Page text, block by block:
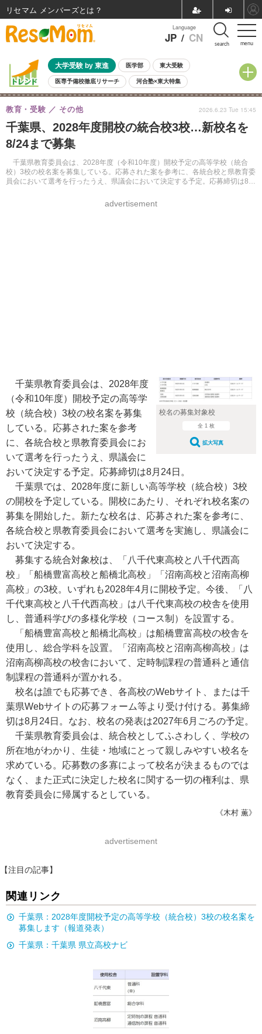
menu
Language
JP / CN search
大学受験 by 東進 医学部 東大受験
医専予備校徹底リサーチ 河合塾×東大特集
親子で考える大学選び 高校受験 中学受験 小学校受験
共通テスト 夏休み
8月開催イベント・WS 全国公立高校 過去問 人気記事
自由研究教材（小学生向け）
千葉県、2028年度開校の統合校3校…新校名を
8/24まで募集
千葉県教育委員会は、2028年度（令和10年度）開校予定の高等学校（統合
校）3校の校名案を募集している。応募された案を参考に、各統合校と県教育委
員会において選考を行ったうえ、県議会において決定する予定。応募締切は8月
教育・受験 その他
advertisement
2026.6.23 Tue 15:45
校名の募集対象校
全 1 枚
拡大写真
千葉県教育委員会は、2028年度
（令和10年度）開校予定の高等学
校（統合校）3校の校名案を募集
している。応募された案を参考
に、各統合校と県教育委員会にお
いて選考を行ったうえ、県議会に
おいて決定する予定。応募締切は8月24日。
千葉県では、2028年度に新しい高等学校（統合校）3校
の開校を予定している。開校にあたり、それぞれ校名案の
募集を開始した。新たな校名は、応募された案を参考に、
各統合校と県教育委員会において選考を実施し、県議会に
おいて決定する。
募集する統合対象校は、「八千代東高校と八千代西高
校」「船橋豊富高校と船橋北高校」「沼南高校と沼南高柳
高校」の3校。いずれも2028年4月に開校予定。今後、「八
千代東高校と八千代西高校」は八千代東高校の校舎を使用
し、普通科学びの多様化学校（コース制）を設置する。
「船橋豊富高校と船橋北高校」は船橋豊富高校の校舎を
使用し、総合学科を設置。「沼南高校と沼南高柳高校」は
沼南高柳高校の校舎において、定時制課程の普通科と通信
制課程の普通科が置かれる。
校名は誰でも応募でき、各高校のWebサイト、または千
葉県Webサイトの応募フォーム等より受け付ける。募集締
切は8月24日。なお、校名の発表は2027年6月ごろの予定。
千葉県教育委員会は、統合校としてふさわしく、学校の
所在地がわかり、生徒・地域にとって親しみやすい校名を
求めている。応募数の多寡によって校名が決まるものでは
なく、また正式に決定した校名に関する一切の権利は、県
教育委員会に帰属するとしている。
《木村 薫》
advertisement
【注目の記事】
関連リンク
千葉県：2028年度開校予定の高等学校（統合校）3校の校名案を
募集します（報道発表）
千葉県：千葉県 県立高校ナビ
リセマム メンバーズ